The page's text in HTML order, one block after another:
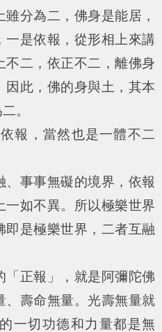
分為二，佛身是能居，
一是依報，從形相上來講
不二，依正不二，離佛身
此，佛的身與土，其本
。
，當然也是一體不二
事事無礙的境界，依報
一如不異。所以極樂世界
即是極樂世界，二者互融
正報」，就是阿彌陀佛
、壽命無量。光壽無量就
一切功德和力量都是無